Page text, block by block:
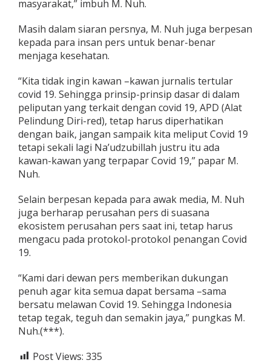
masyarakat,” imbuh M. Nuh.
Masih dalam siaran persnya, M. Nuh juga berpesan
kepada para insan pers untuk benar-benar
menjaga kesehatan.
“Kita tidak ingin kawan –kawan jurnalis tertular
covid 19. Sehingga prinsip-prinsip dasar di dalam
peliputan yang terkait dengan covid 19, APD (Alat
Pelindung Diri-red), tetap harus diperhatikan
dengan baik, jangan sampaik kita meliput Covid 19
tetapi sekali lagi Na’udzubillah justru itu ada
kawan-kawan yang terpapar Covid 19,” papar M.
Nuh.
Selain berpesan kepada para awak media, M. Nuh
juga berharap perusahan pers di suasana
ekosistem perusahan pers saat ini, tetap harus
mengacu pada protokol-protokol penangan Covid
19.
“Kami dari dewan pers memberikan dukungan
penuh agar kita semua dapat bersama –sama
bersatu melawan Covid 19. Sehingga Indonesia
tetap tegak, teguh dan semakin jaya,” pungkas M.
Nuh.(***).
Post Views: 335